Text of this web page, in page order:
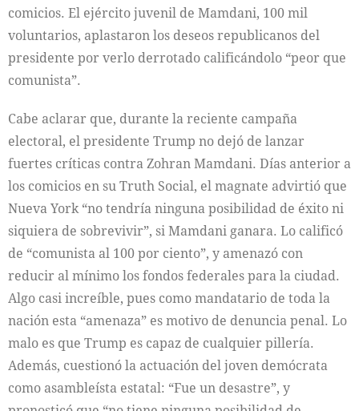
comicios. El ejército juvenil de Mamdani, 100 mil
voluntarios, aplastaron los deseos republicanos del
presidente por verlo derrotado calificándolo “peor que
comunista”.
Cabe aclarar que, durante la reciente campaña
electoral, el presidente Trump no dejó de lanzar
fuertes críticas contra Zohran Mamdani. Días anterior a
los comicios en su Truth Social, el magnate advirtió que
Nueva York “no tendría ninguna posibilidad de éxito ni
siquiera de sobrevivir”, si Mamdani ganara. Lo calificó
de “comunista al 100 por ciento”, y amenazó con
reducir al mínimo los fondos federales para la ciudad.
Algo casi increíble, pues como mandatario de toda la
nación esta “amenaza” es motivo de denuncia penal. Lo
malo es que Trump es capaz de cualquier pillería.
Además, cuestionó la actuación del joven demócrata
como asambleísta estatal: “Fue un desastre”, y